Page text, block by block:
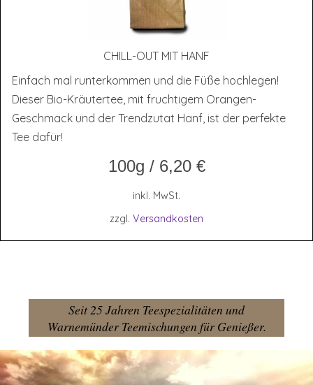
CHILL-OUT MIT HANF
Einfach mal runterkommen und die Füße hochlegen!
Dieser Bio-Kräutertee, mit fruchtigem Orangen-
Geschmack und der Trendzutat Hanf, ist der perfekte
Tee dafür!
100g / 6,20 €
inkl. MwSt.
zzgl. Versandkosten
Seit 25 Jahren Teespezialitäten und
Warnemünder Teemischungen für Genießer.